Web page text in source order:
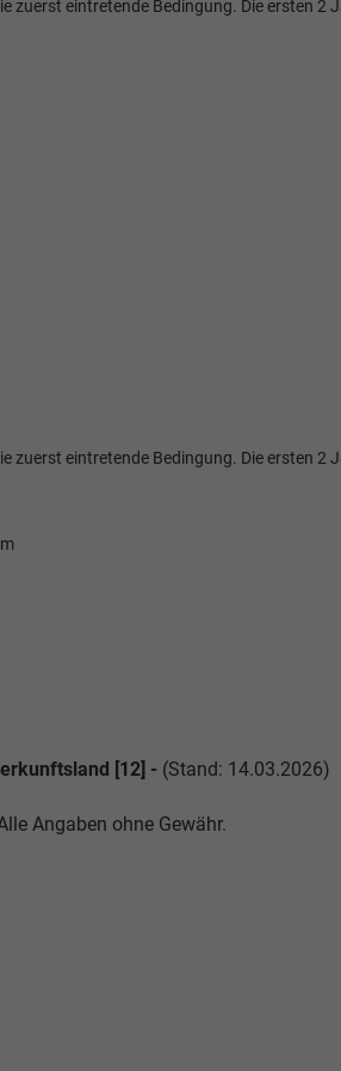
zuerst eintretende Bedingung. Die ersten 2
zuerst eintretende Bedingung. Die ersten 2
[12] - (Stand: 14.03.2026)
Angaben ohne Gewähr.